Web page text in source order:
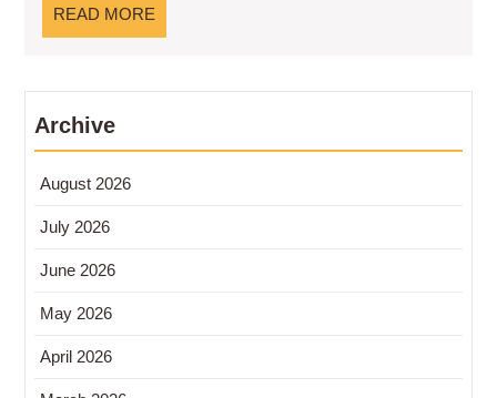
READ MORE
MORE
Archive
August 2026
July 2026
June 2026
May 2026
April 2026